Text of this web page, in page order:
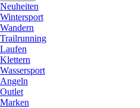
Neuheiten
Wintersport
Wandern
Trailrunning
Laufen
Klettern
Wassersport
Angeln
Outlet
Marken